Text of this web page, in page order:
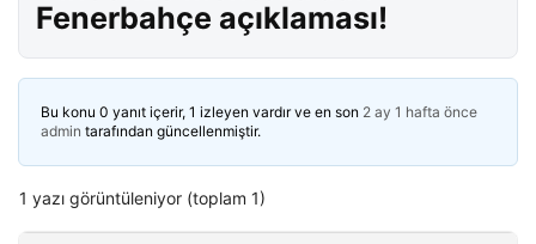
Fenerbahçe açıklaması!
Bu konu 0 yanıt içerir, 1 izleyen vardır ve en son 2 ay 1 hafta önce
admin tarafından güncellenmiştir.
1 yazı görüntüleniyor (toplam 1)